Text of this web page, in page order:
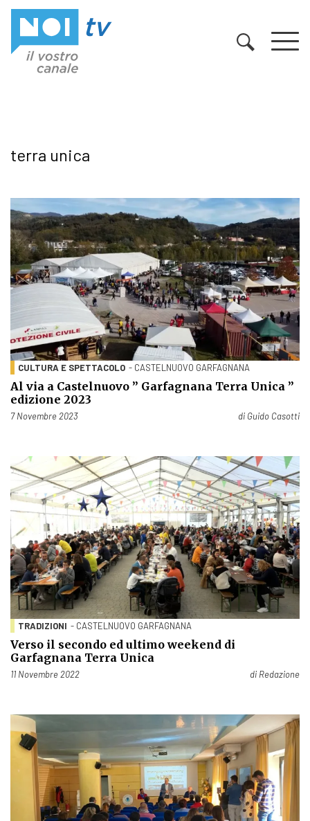
terra unica
CULTURA E SPETTACOLO - CASTELNUOVO GARFAGNANA
Al via a Castelnuovo ” Garfagnana Terra Unica ”
edizione 2023
Pubblicato il
7 Novembre 2023 di Guido Casotti
TRADIZIONI - CASTELNUOVO GARFAGNANA
Verso il secondo ed ultimo weekend di
Garfagnana Terra Unica
Pubblicato il
11 Novembre 2022 di Redazione